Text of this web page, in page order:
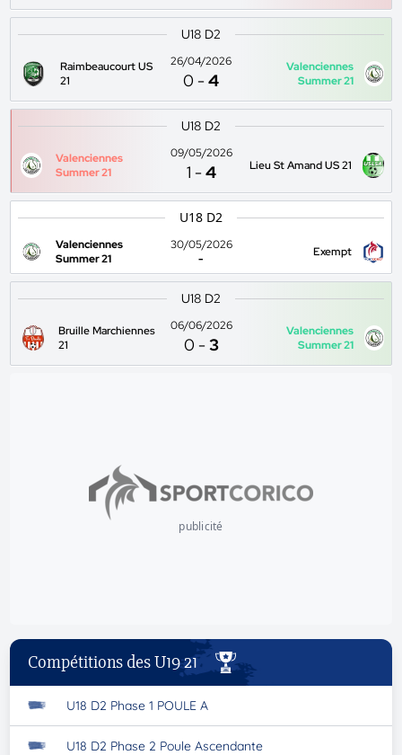
U18 D2
Raimbeaucourt US
21
26/04/2026
0 -4
Valenciennes
Summer 21
U18 D2
Valenciennes
Summer 21
09/05/2026
1 -4 Lieu St Amand US 21
U18 D2
Valenciennes
Summer 21
30/05/2026
-
Exempt
U18 D2
Bruille Marchiennes
21
06/06/2026
0 -3
Valenciennes
Summer 21
publicité
Compétitions des U19 21
U18 D2 Phase 1 POULE A
U18 D2 Phase 2 Poule Ascendante